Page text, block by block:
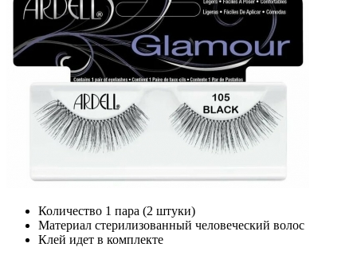
Количество 1 пара (2 штуки)
Материал стерилизованный человеческий волос
Клей идет в комплекте